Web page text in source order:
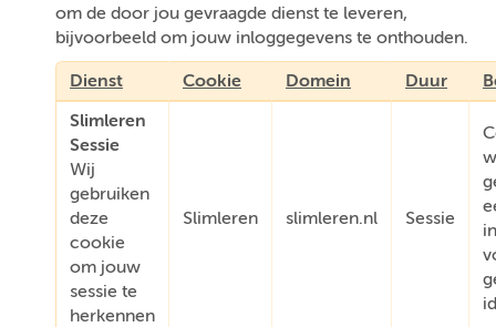
om de door jou gevraagde dienst te leveren,
bijvoorbeeld om jouw inloggegevens te onthouden.
Dienst Cookie Domein Duur
Slimleren
Sessie
Wij
gebruiken
deze
cookie
om jouw
sessie te
herkennen
Slimleren slimleren.nl Sessie